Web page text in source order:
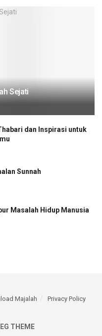
Sejati
dan Inspirasi untuk
Sunnah
Masalah Hidup Manusia
Majalah Privacy Policy
THEME